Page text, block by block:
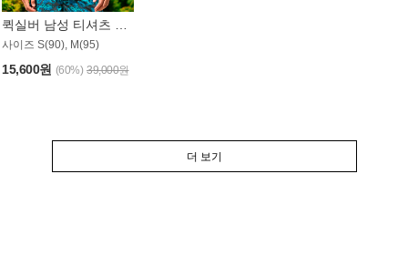
퀵실버 남성 티셔츠 MST357WQS
사이즈 S(90), M(95)
15,600원 (60%) 39,000원
더 보기